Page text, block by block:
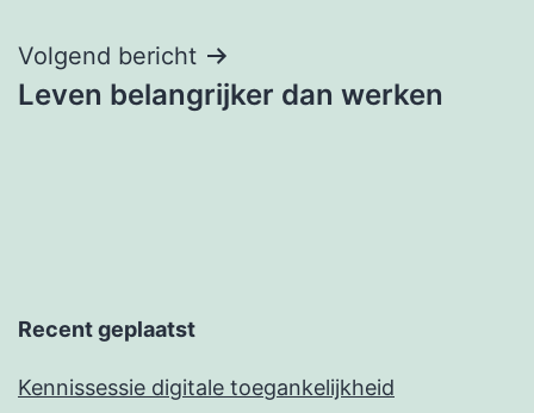
Volgend bericht
Leven belangrijker dan werken
Recent geplaatst
Kennissessie digitale toegankelijkheid